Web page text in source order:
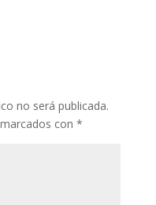
no será publicada.
con *